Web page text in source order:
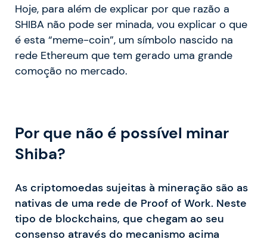
Hoje, para além de explicar por que razão a
SHIBA não pode ser minada, vou explicar o que
é esta “meme-coin”, um símbolo nascido na
rede Ethereum que tem gerado uma grande
comoção no mercado.
Por que não é possível minar
Shiba?
As criptomoedas sujeitas à mineração são as
nativas de uma rede de Proof of Work. Neste
tipo de blockchains, que chegam ao seu
consenso através do mecanismo acima